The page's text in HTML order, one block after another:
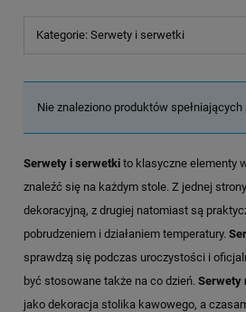
Kategorie: Serwety i serwetki
Nie znaleziono produktów
Serwety i serwetki to klasyczne elementy
znaleźć się na każdym stole. Z jednej
dekoracyjną, z drugiej natomiast są
pobrudzeniem i działaniem temperatury.
sprawdzą się podczas uroczystości i
być stosowane także na co dzień. Serwety
jako dekoracja stolika kawowego, a